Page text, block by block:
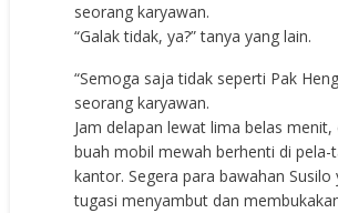
seorang karyawan.
“Galak tidak, ya?” tanya yang lain.
“Semoga saja tidak seperti Pak
seorang karyawan.
Jam delapan lewat lima belas
buah mobil mewah berhenti di pela-
kantor. Segera para bawahan Susilo
tugasi menyambut dan